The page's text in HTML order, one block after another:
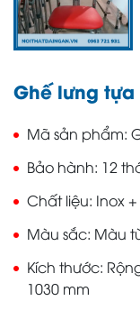
Ghế lưng tựa
Mã sản phẩm
Bảo hành 12
Chất liệu Inox
Màu sắc Màu
Kích thước
1030 mm